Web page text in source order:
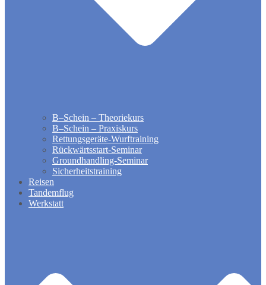
B–Schein – Theoriekurs
B–Schein – Praxiskurs
Rettungsgeräte-Wurftraining
Rückwärtsstart-Seminar
Groundhandling​-Seminar
Sicherheitstraining
Reisen
Tandemflug
Werkstatt